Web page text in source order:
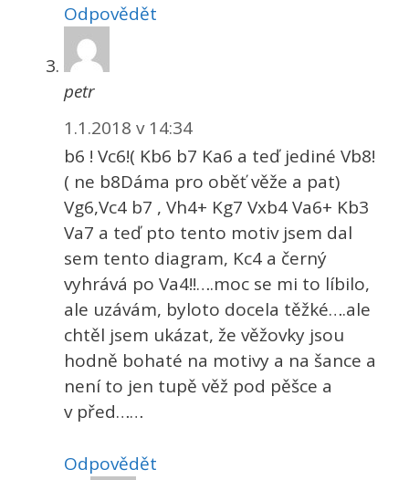
Odpovědět
petr
1.1.2018 v 14:34
b6 ! Vc6!( Kb6 b7 Ka6 a teď jediné Vb8!
( ne b8Dáma pro oběť věže a pat)
Vg6,Vc4 b7 , Vh4+ Kg7 Vxb4 Va6+ Kb3
Va7 a teď pto tento motiv jsem dal
sem tento diagram, Kc4 a černý
vyhrává po Va4!!….moc se mi to líbilo,
ale uzávám, byloto docela těžké….ale
chtěl jsem ukázat, že věžovky jsou
hodně bohaté na motivy a na šance a
není to jen tupě věž pod pěšce a
v před……
Odpovědět